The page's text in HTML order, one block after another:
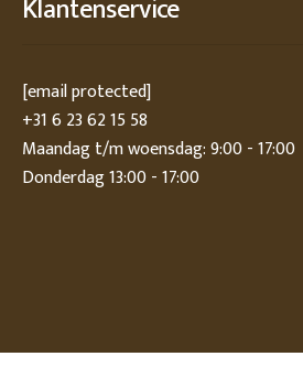
Klantenservice
[email protected]
+31 6 23 62 15 58
Maandag t/m woensdag: 9:00 - 17:00
Donderdag 13:00 - 17:00